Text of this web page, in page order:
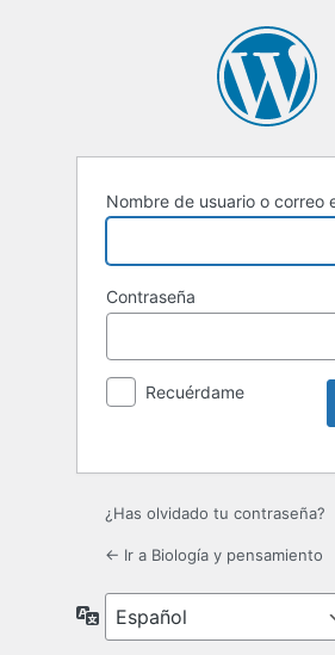
Nombre de usuario o correo
Contraseña
Recuérdame
¿Has olvidado tu contraseña?
← Ir a Biología y pensamiento
Idioma